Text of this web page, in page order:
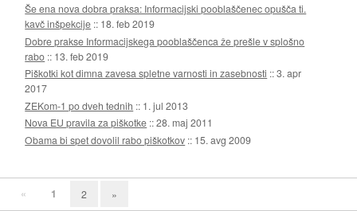
Še ena nova dobra praksa: Informacijski pooblaščenec opušča ti.
kavč inšpekcije :: 18. feb 2019
Dobre prakse Informacijskega pooblaščenca že prešle v splošno
rabo :: 13. feb 2019
Piškotki kot dimna zavesa spletne varnosti in zasebnosti ::3. apr
2017
ZEKom-1 po dveh tednih :: 1. jul 2013
Nova EU pravila za piškotke ::28. maj 2011
Obama bi spet dovolil rabo piškotkov :: 15. avg 2009
« 1 2 »